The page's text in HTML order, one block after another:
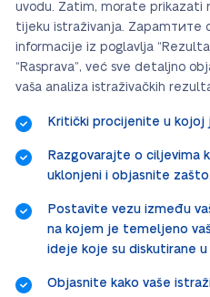
uvodu. Zatim, morate
tijeku istraživanja.
informacije iz poglavlja
“Rasprava”, već sve detaljno
vaša analiza istraživačkih
Kritički procijenite u
Razgovarajte o ciljevima
uklonjeni i objasnite zašto.
Postavite vezu između
na kojem je temeljeno
ideje koje su diskutirane
Objasnite kako vaše